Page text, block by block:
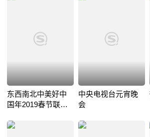
东西南北中美好中
国年2019春节联欢
中央电视台元宵晚
会